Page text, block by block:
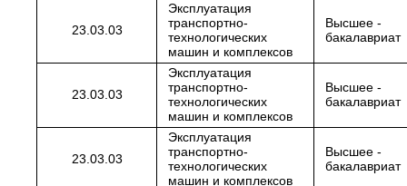
23.03.03
Эксплуатация
транспортно-
технологических
машин и комплексов
Высшее -
бакалавриат
23.03.03
Эксплуатация
транспортно-
технологических
машин и комплексов
Высшее -
бакалавриат
23.03.03
Эксплуатация
транспортно-
технологических
машин и комплексов
Высшее -
бакалавриат